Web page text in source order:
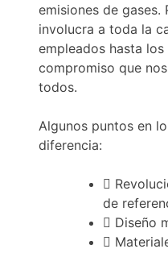
emisiones de gases.
involucra a toda la
empleados hasta
compromiso que
todos.
Algunos puntos en
diferencia:
de
Diseño